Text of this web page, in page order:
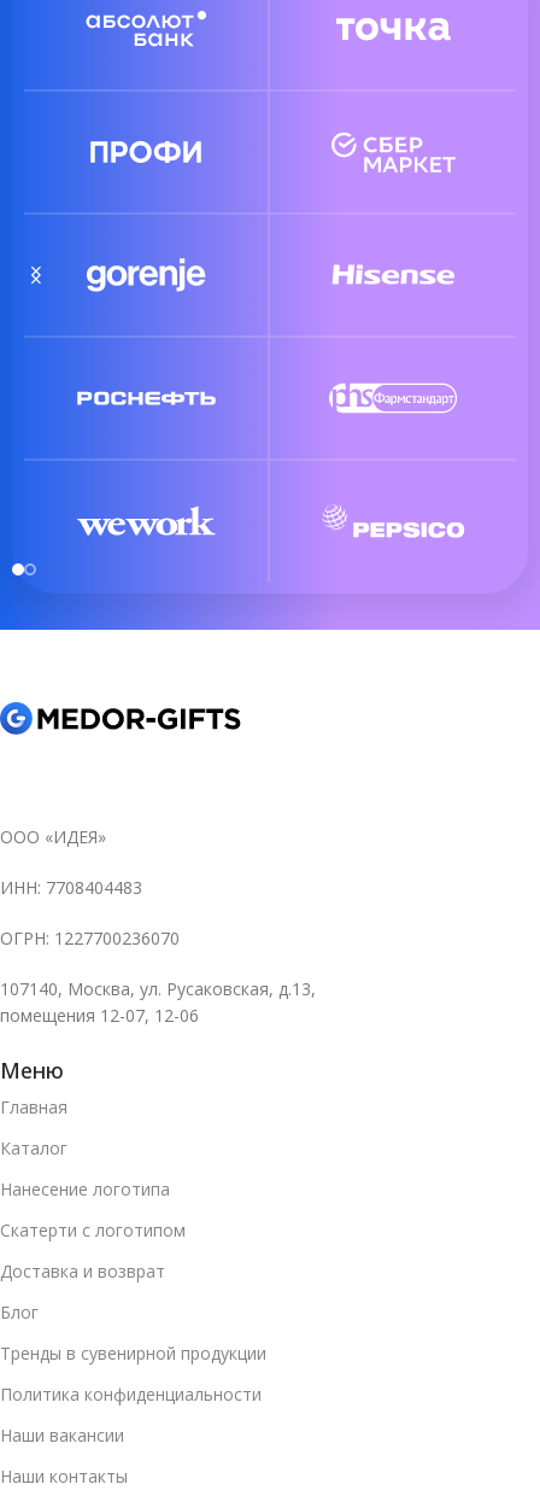
ООО «ИДЕЯ»
ИНН: 7708404483
ОГРН: 1227700236070
107140, Москва, ул. Русаковская, д.13,
помещения 12-07, 12-06
Меню
Главная
Каталог
Нанесение логотипа
Скатерти с логотипом
Доставка и возврат
Блог
Тренды в сувенирной продукции
Политика конфиденциальности
Наши вакансии
Наши контакты